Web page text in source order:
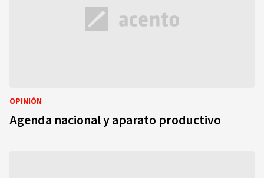
OPINIÓN
Agenda nacional y aparato productivo